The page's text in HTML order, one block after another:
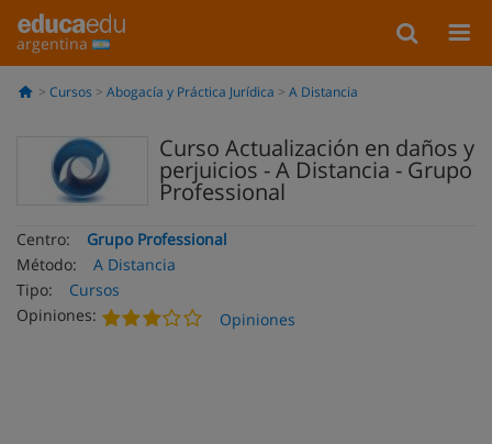
argentina
Cursos Abogacía y Práctica Jurídica A Distancia
Curso Actualización en daños y
perjuicios - A Distancia - Grupo
Professional
Centro:
Grupo Professional
Método:
A Distancia
Tipo:
Cursos
Opiniones:
Opiniones